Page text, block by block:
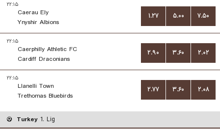
۲۲:۱۵
Caerau Ely
Ynyshir Albions
۱.۲۷ ۵.۰۰ ۷.۵۰
۲۲:۱۵
Caerphilly Athletic FC
Cardiff Draconians
۲.۹۰ ۳.۶۰ ۲.۰۲
۲۲:۱۵
Llanelli Town
Trethomas Bluebirds
۲.۷۷ ۳.۶۰ ۲.۰۸
Turkey 1. Lig